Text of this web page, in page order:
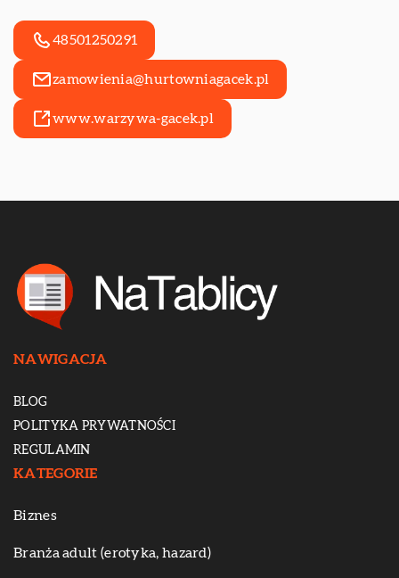
48501250291
zamowienia@hurtowniagacek.pl
www.warzywa-gacek.pl
NAWIGACJA
BLOG
POLITYKA PRYWATNOŚCI
REGULAMIN
KATEGORIE
Biznes
Branża adult (erotyka, hazard)